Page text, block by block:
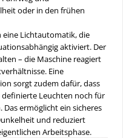
oder in den frühen
eine Lichtautomatik, die
aktiviert. Der
– die Maschine reagiert
Eine
sorgt zudem dafür, dass
Leuchten noch für
ermöglicht ein sicheres
und reduziert
Arbeitsphase.